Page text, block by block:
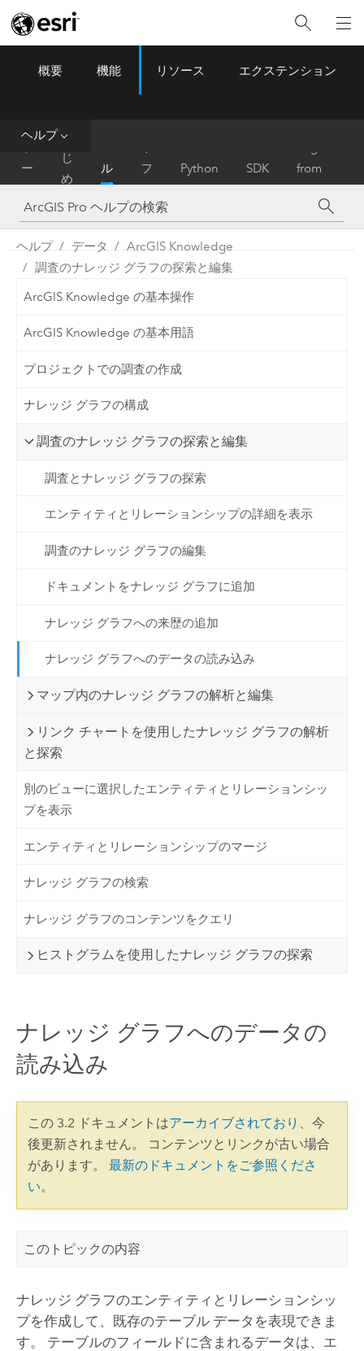
ArcGIS Pro Menu
概要 機能 リソース エクステンション
ヘルプ
ー
ム
は
じ
め
に
ル
プ
フ
ァ
レ
ン
ス
Python SDK
from
ArcMap
ヘルプ データ
ArcGIS Knowledge
調査のナレッジ グラフの探索と編集
ArcGIS Knowledge の基本操作
ArcGIS Knowledge の基本用語
プロジェクトでの調査の作成
ナレッジ グラフの構成
調査のナレッジ グラフの探索と編集
調査とナレッジ グラフの探索
エンティティとリレーションシップの詳細を表示
調査のナレッジ グラフの編集
ドキュメントをナレッジ グラフに追加
ナレッジ グラフへの来歴の追加
ナレッジ グラフへのデータの読み込み
マップ内のナレッジ グラフの解析と編集
リンク チャートを使用したナレッジ グラフの解析
と探索
別のビューに選択したエンティティとリレーションシッ
プを表示
エンティティとリレーションシップのマージ
ナレッジ グラフの検索
ナレッジ グラフのコンテンツをクエリ
ヒストグラムを使用したナレッジ グラフの探索
ナレッジ グラフへのデータの
読み込み
この 3.2 ドキュメントはアーカイブされており 、今
後更新されません。 コンテンツとリンクが古い場合
があります。 最新のドキュメントをご参照くださ
い。
このトピックの内容
ナレッジ グラフのエンティティとリレーションシッ
プを作成して、既存のテーブル データを表現できま
す。 テーブルのフィールドに含まれるデータは、エ